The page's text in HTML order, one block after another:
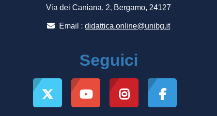
Via dei Caniana, 2, Bergamo, 24127
Email : didattica.online@unibg.it
Seguici